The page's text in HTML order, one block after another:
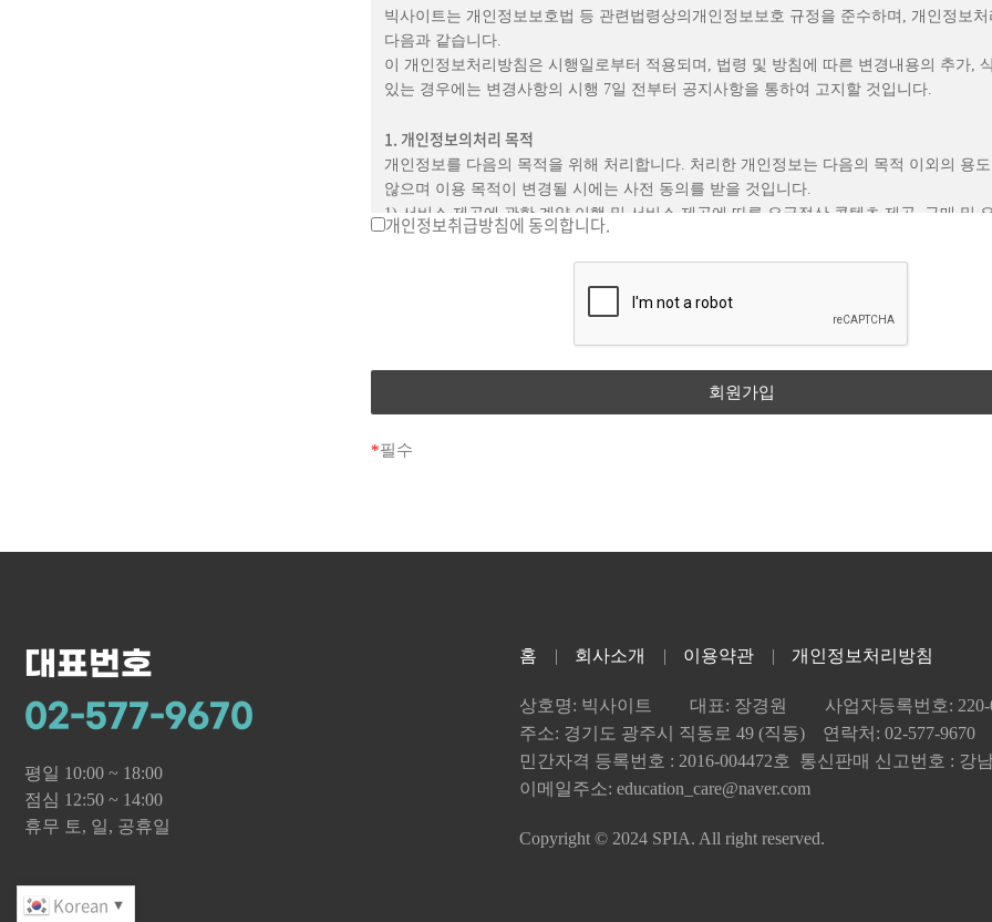
강좌 및 기타 관련 정보와 그 밖에 제공되는 서비스를 의미하며,정보통신망 이용촉진 및
관한 법률 제2조 제1항 제1호의 규정에 의한 정보통신망에서 사용되는 부호,문자,음성,음
영상 등으로 표현된 자료 또는 정보를 말합니다.⑦ “포인트”라 함은“회사”의 웹사이트 내
서비스 등을 구매할 수 있는 회사가 정한 가상 결제수단을 대체할 수 있으며 기타 회사가
결제 금액의 일정 비율이 무상으로 적립(일부 제외)혹은 이벤트 및 커뮤니티 참여 등에 대
무상 적립됩니다.포인트 환불이 불가하며,유효기간 내에 사용하지 않는 경우 자동 소멸됩
일부 서비스에 한하여 회사 정책에 따라 사용이 제한될 수 있습니다.⑧“해지”라 함은 회사
구독 상품 등의 기간제 서비스개통 후 이용계약을 종료시키는 의사 표시를 말합니다. 제3
약관의 명시 및 개정)① 회사는 회사의 상호, 영업소 소재지, 대표자의 성명, 주소, 전화번
않는 범위에서 이 약관을 개정할 수 있습니다. 회사가 약관의 내용을 개정하는 경우 적용
개정사유를 명시하여 현행약관과 함께 웹 사이트의 초기화면 또는 초기화면과의 연결화
적용일자 14일 이전부터 적용일자 전일까지 공지하고, 기존 이용자에게 불리하게 개정되
사항의 변경의 경우 해당 회원들에게는 변경될 약관, 적용일자 및 변경사유를 전자우편,
등으로 발송하여 통지합니다.③ 회사가 전항에 따라 개정약관을 공지 또는 통지하면서 회
통지하였음에도 회원이 명시적으로 거부의 의사표시를 하지 않는 경우에는 회원이 개정
제4조(서비스의 제공 및 변경)① 회사는 다음과 같은 업무를 수행합니다.1. 재화나 용역 또
일부 서비스를 변경할 수 있습니다.③ 서비스의 내용, 이용방법, 이용시간에 대해 변경이
변경사유, 변경될 서비스의 내용과 제공일자 등을 변경 전에 해당 웹 사이트 초기화면에
회사가 제공하기로 이용자와 이미 계약을 체결한 서비스의 내용을 상당한 이유로 변경할
사유를 이용자에게 제8조의 방법으로 회원에게 통지합니다. 이때 이용자가 서비스 내용
손해가 발생한 경우에는 회사에 보상을 청구할 수 있으며 회사는 소비자피해보상규정에
수 있습니다. 다만 회사의 고의 또는 과실이 없는 경우에는 그렇지 않습니다.⑤ 회사는 무
서비스의 일부 또는 전부를 회사의 정책 및 운영의 필요상 수정, 중단 또는 변경할 수 있으
서비스의 중지)① 회사는 다음 각 호에 해당하는 경우 서비스 제공을 중지할 수 있습
빅사이트는 개인정보보호법 등 관련법령상의개인정보보호 규정을 준수하며, 개인정보처
다음과 같습니다.
이 개인정보처리방침은 시행일로부터 적용되며, 법령 및 방침에 따른 변경내용의 추가,
있는 경우에는 변경사항의 시행 7일 전부터 공지사항을 통하여 고지할 것입니다.
1. 개인정보의처리 목적
개인정보를 다음의 목적을 위해 처리합니다. 처리한 개인정보는 다음의 목적 이외의 용도
않으며 이용 목적이 변경될 시에는 사전 동의를 받을 것입니다.
1) 서비스 제공에 관한 계약 이행 및 서비스 제공에 따른 요금정산 콘텐츠 제공, 구매 및
결제, 본인인증, 물품배송 또는 청구지 등 발송
2) 회원제 서비스 이용에 따른 본인확인, 개인식별, 불량회원의 부정 이용 방지와 비인가
방지, 가입의사 확인, 연령확인, 불만처리 등 민원처리, 고지사항전달
3) 마케팅 및 광고에 활용, 이벤트 등 광고성정보 전달, 인구통계학적 특성에 따른 서비스
2. 개인정보 처리 및 보유기간
시에 해당 데이터는 즉시 삭제되며, 해당 정보는 지체 없이 파기합니다.
- 계약 또는 청약철회 등에 관한 기록 : 5년 (전자상거래 등에서의 소비자보호에 관한 법
- 통신비밀보호법에 따른 통신사실확인자료 3개월
3. 개인정보 제3자 제공에 관한 사항
회사는 회원의 개인정보를 원칙적으로 외부에 제공하지 않습니다. 다만, 아래의 경우에는
- 회원이 사전에 동의한 경우
- 법령의 규정에 의거하거나, 수사 목적으로 법령에 정해진 절차와 방법에 따라 수사기관
4. 개인정보처리위탁에 관한 사항
개인정보취급방침에 동의합니다.
*필수
대표번호
02-577-9670
평일 10:00 ~ 18:00
점심 12:50 ~ 14:00
휴무 토, 일, 공휴일
홈 회사소개 이용약관 개인정보처리방침
상호명: 빅사이트 대표: 장경원
사업자등록번호: 220-
주소: 경기도 광주시 직동로 49 (직동) 연락처: 02-577-9670
민간자격 등록번호 : 2016-004472호 통신판매 신고번호 : 강
이메일주소: education_care@naver.com
Copyright © 2024 SPIA. All right reserved.
Korean ▼